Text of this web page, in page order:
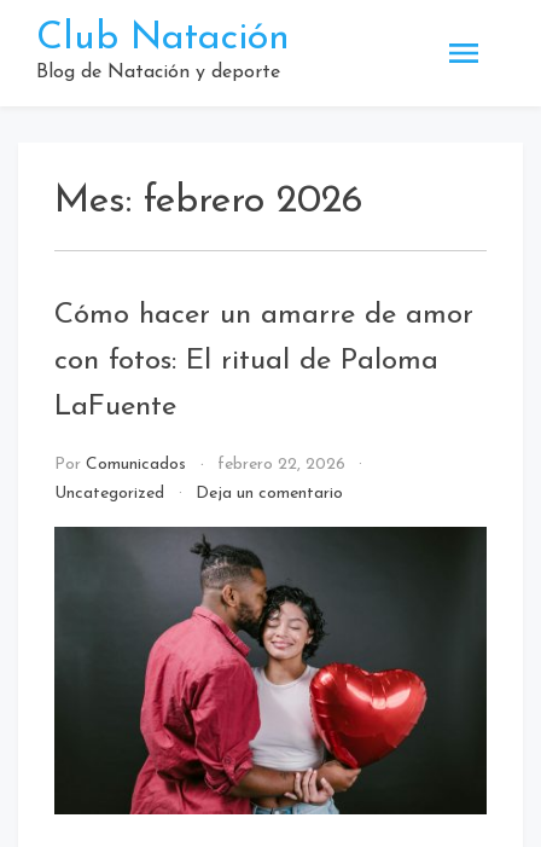
contenido
Club Natación
Blog de Natación y deporte
Mes: febrero 2026
Cómo hacer un amarre de amor
con fotos: El ritual de Paloma
LaFuente
Por Comunicados
febrero 22, 2026
Uncategorized
Deja un comentarioen
con
fotos:
El
ritual
de
Paloma
LaFuente